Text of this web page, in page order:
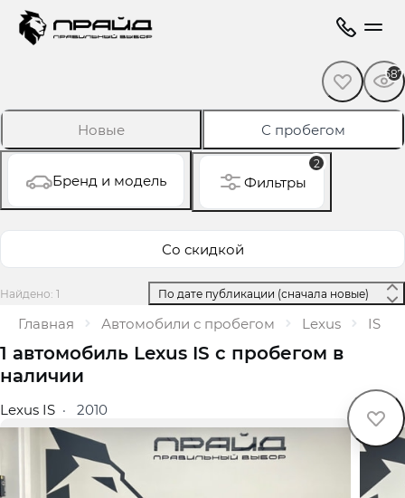
587
Новые С пробегом
Бренд и модель
2
Фильтры
Со скидкой
Найдено: 1
Главная Автомобили с пробегом Lexus IS
1 автомобиль Lexus IS с пробегом в
наличии
Lexus IS · 2010